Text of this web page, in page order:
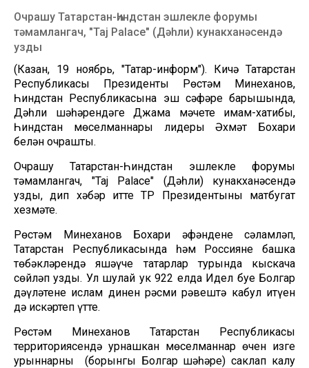
Очрашу Татарстан-Һиндстан эшлекле форумы
тәмамлангач, "Taj Palace" (Дәһли) кунакханәсендә
узды
(Казан, 19 ноябрь, "Татар-информ"). Кичә Татарстан
Республикасы Президенты Рөстәм Миңнеханов,
Һиндстан Республикасына эш сәфәре барышында,
Дәһли шәһәрендәге Джама мәчете имам-хатибы,
Һиндстан мөселманнары лидеры Әхмәт Бохари
белән очрашты.
Очрашу Татарстан-Һиндстан эшлекле форумы
тәмамлангач, "Taj Palace" (Дәһли) кунакханәсендә
узды, дип хәбәр итте ТР Президентының матбугат
хезмәте.
Рөстәм Миңнеханов Бохари әфәндене сәламләп,
Татарстан Республикасында һәм Россиянең башка
төбәкләрендә яшәүче татарлар турында кыскача
сөйләп узды. Ул шулай ук 922 елда Идел буе Болгар
дәүләтенең ислам динен рәсми рәвештә кабул итүен
дә искәртеп үтте.
Рөстәм Миңнеханов Татарстан Республикасы
территориясендә урнашкан мөселманнар өчен изге
урыннарны (борынгы Болгар шәһәре) саклап калу